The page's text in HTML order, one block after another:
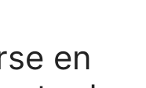
en